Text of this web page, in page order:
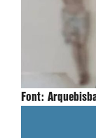
Font: